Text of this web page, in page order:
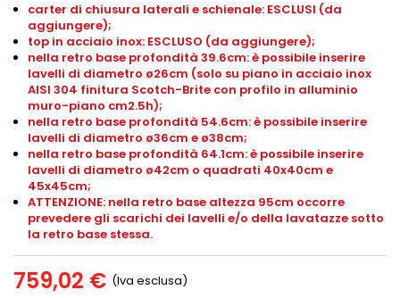
carter di chiusura laterali e schienale: ESCLUSI (da
aggiungere);
top in acciaio inox: ESCLUSO (da aggiungere);
nella retro base profondità 39.6cm: è possibile inserire
lavelli di diametro ø26cm (solo su piano in acciaio inox
AISI 304 finitura Scotch-Brite con profilo in alluminio
muro-piano cm2.5h);
nella retro base profondità 54.6cm: è possibile inserire
lavelli di diametro ø36cm e ø38cm;
nella retro base profondità 64.1cm: è possibile inserire
lavelli di diametro ø42cm o quadrati 40x40cm e
45x45cm;
ATTENZIONE: nella retro base altezza 95cm occorre
prevedere gli scarichi dei lavelli e/o della lavatazze sotto
la retro base stessa.
759,02 € (Iva esclusa)